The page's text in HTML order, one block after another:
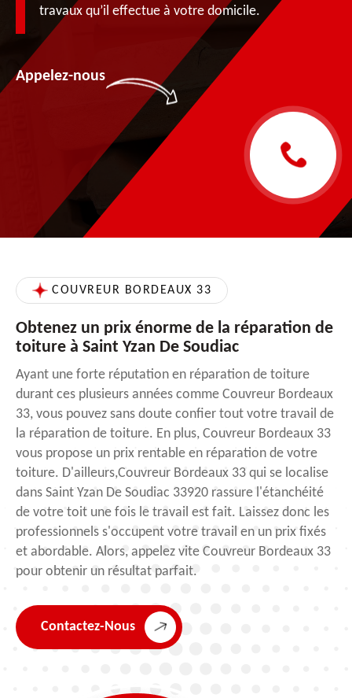
travaux qu’il effectue à votre domicile.
Appelez-nous
COUVREUR BORDEAUX 33
Obtenez un prix énorme de la réparation de
toiture à Saint Yzan De Soudiac
Ayant une forte réputation en réparation de toiture
durant ces plusieurs années comme Couvreur Bordeaux
33, vous pouvez sans doute confier tout votre travail de
la réparation de toiture. En plus, Couvreur Bordeaux 33
vous propose un prix rentable en réparation de votre
toiture. D'ailleurs,Couvreur Bordeaux 33 qui se localise
dans Saint Yzan De Soudiac 33920 rassure l'étanchéité
de votre toit une fois le travail est fait. Laissez donc les
professionnels s'occupent votre travail en un prix fixés
et abordable. Alors, appelez vite Couvreur Bordeaux 33
pour obtenir un résultat parfait.
Contactez-Nous